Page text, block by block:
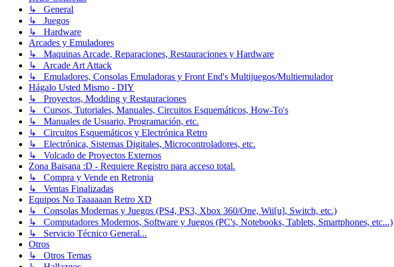
↳ General
↳ Juegos
↳ Hardware
Arcades y Emuladores
↳ Maquinas Arcade, Reparaciones, Restauraciones y Hardware
↳ Arcade Art Attack
↳ Emuladores, Consolas Emuladoras y Front End's Multijuegos/Multiemulador
Hágalo Usted Mismo - DIY
↳ Proyectos, Modding y Restauraciones
↳ Cursos, Tutoriales, Manuales, Circuitos Esquemáticos, How-To's
↳ Manuales de Usuario, Programación, etc.
↳ Circuitos Esquemáticos y Electrónica Retro
↳ Electrónica, Sistemas Digitales, Microcontroladores, etc.
↳ Volcado de Proyectos Externos
Zona Baisana :D - Requiere Registro para acceso total.
↳ Compra y Vende en Retronia
↳ Ventas Finalizadas
Equipos No Taaaaaan Retro XD
↳ Consolas Modernas y Juegos (PS4, PS3, Xbox 360/One, Wii[u], Switch, etc.)
↳ Computadores Modernos, Software y Juegos (PC's, Notebooks, Tablets, Smartphones, etc...)
↳ Servicio Técnico General...
Otros
↳ Otros Temas